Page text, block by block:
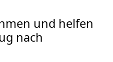
und helfen
nach